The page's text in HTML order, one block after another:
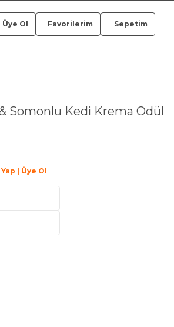
Üye Ol Favorilerim Sepetim
Somonlu Kedi Krema Ödül
| Üye Ol